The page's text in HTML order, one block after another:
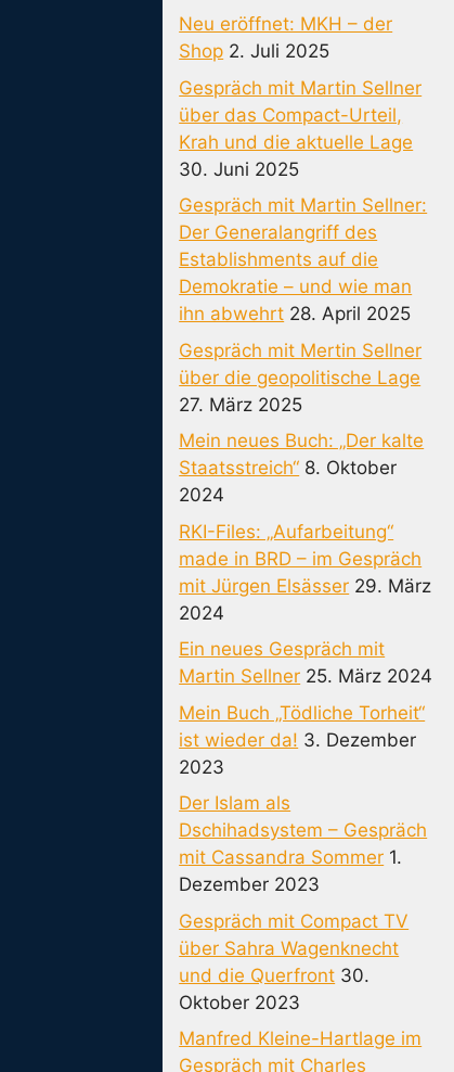
Neu eröffnet: MKH – der
Shop 2. Juli 2025
Gespräch mit Martin Sellner
über das Compact-Urteil,
Krah und die aktuelle Lage
30. Juni 2025
Gespräch mit Martin Sellner:
Der Generalangriff des
Establishments auf die
Demokratie – und wie man
ihn abwehrt 28. April 2025
Gespräch mit Mertin Sellner
über die geopolitische Lage
27. März 2025
Mein neues Buch: „Der kalte
Staatsstreich“ 8. Oktober
2024
RKI-Files: „Aufarbeitung“
made in BRD – im Gespräch
mit Jürgen Elsässer 29. März
2024
Ein neues Gespräch mit
Martin Sellner 25. März 2024
Mein Buch „Tödliche Torheit“
ist wieder da! 3. Dezember
2023
Der Islam als
Dschihadsystem – Gespräch
mit Cassandra Sommer 1.
Dezember 2023
Gespräch mit Compact TV
über Sahra Wagenknecht
und die Querfront 30.
Oktober 2023
Manfred Kleine-Hartlage im
Gespräch mit Charles